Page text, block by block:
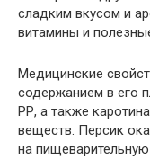
сладким вкусом и
витамины и
Медицинские
содержанием в его
РР, а также
веществ. Персик
на пищеварительную